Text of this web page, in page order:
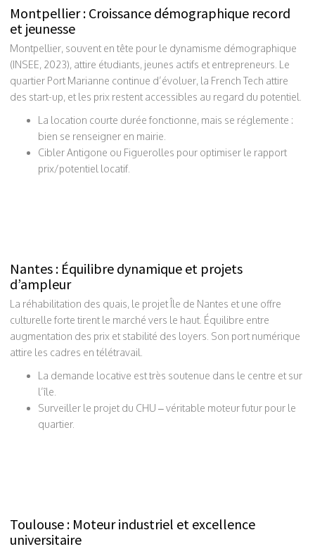
Montpellier : Croissance démographique record
et jeunesse
Montpellier, souvent en tête pour le dynamisme démographique
(INSEE, 2023), attire étudiants, jeunes actifs et entrepreneurs. Le
quartier Port Marianne continue d’évoluer, la French Tech attire
des start-up, et les prix restent accessibles au regard du potentiel.
La location courte durée fonctionne, mais se réglemente :
bien se renseigner en mairie.
Cibler Antigone ou Figuerolles pour optimiser le rapport
prix/potentiel locatif.
Nantes : Équilibre dynamique et projets
d’ampleur
La réhabilitation des quais, le projet Île de Nantes et une offre
culturelle forte tirent le marché vers le haut. Équilibre entre
augmentation des prix et stabilité des loyers. Son port numérique
attire les cadres en télétravail.
La demande locative est très soutenue dans le centre et sur
l’île.
Surveiller le projet du CHU – véritable moteur futur pour le
quartier.
Toulouse : Moteur industriel et excellence
universitaire